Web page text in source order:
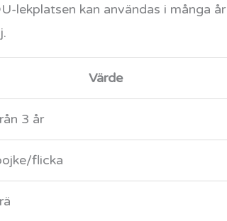
lekplatsen kan användas i många år
Värde
3 år
flicka